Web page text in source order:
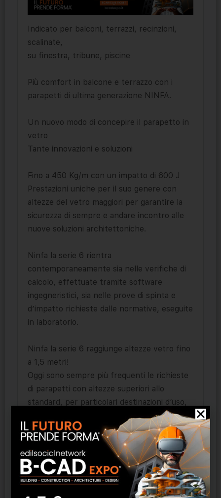
Indicato per balconi, terrazzi, recinzioni,
scalinate,
su finestra, tribune, piscine
Più comfort in balcone e terrazzo con i
parapetti di ultima generazione NINFA.
Un nuovo modo di concepire il parapetto in
vetro
Tante innovazioni e soluzioni
Fino a 450 Kg/m con un impatto di 600 J
Prestazioni uniche per il suo genere con
altezze del vetro maggiori per garantire la
sicurezza di sempre e andare incontro alle
nuove soluzioni architettoniche.
Ninfa la serie 6 rientra
contemporaneamente sia nelle verifiche di
calcolo, effettuate tramite software
ingegneristici, sia nelle prove di spinta e
d’impatto richieste dalle normative, eseguite
in laboratorio.
Ninfa la serie 6 raggiunge altezze vetro fino
a 1,5 metri!
Oggi sono sempre più frequenti le richieste
di parapetti con altezze superiori allo
standard, per particolari destinazioni d’uso,
per maggiore protezione, comfort o gusto
estetico.
L’altezza minima del parapetto varia da 1 m a
1,1 m, a seconda del piano regolatore del
Comune. Tuttavia, poiché vengono richieste
altezze sempre maggiori, Faraone ha